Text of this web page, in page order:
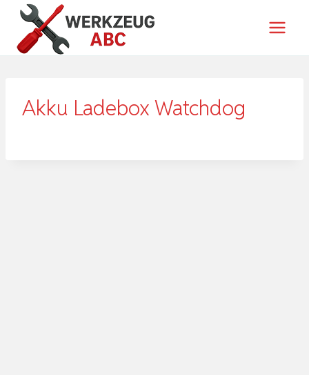
Zum
Inhalt
springen
Akku Ladebox Watchdog